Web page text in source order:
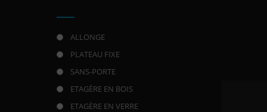
ALLONGE
PLATEAU FIXE
SANS-PORTE
ETAGÈRE EN BOIS
ETAGÈRE EN VERRE